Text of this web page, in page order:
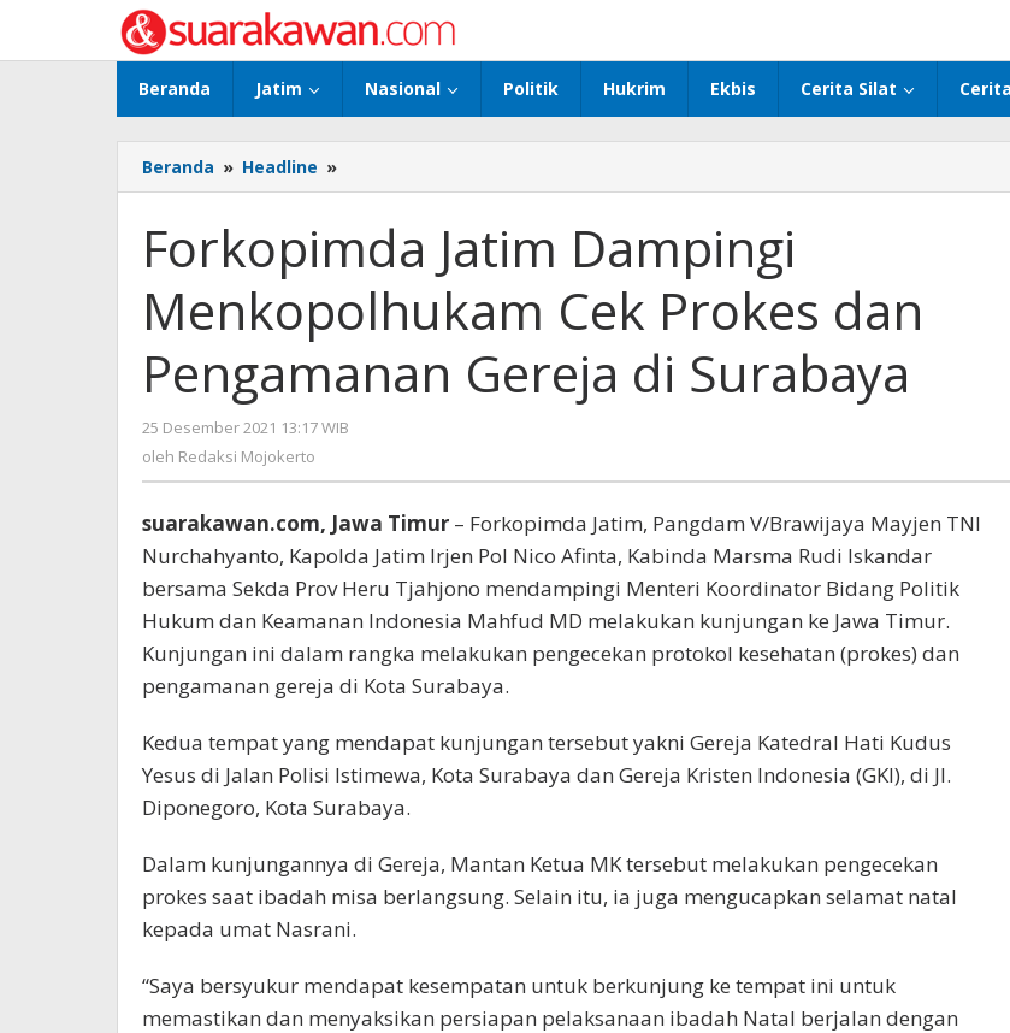
konten
Beranda Jatim Nasional Politik Hukrim Ekbis Cerita Silat
Beranda » Headline »
Jatim
Menkopolhukam
Cek
Prokes
dan
Gereja
di
Surabaya
Forkopimda Jatim Dampingi
Menkopolhukam Cek Prokes dan
Pengamanan Gereja di Surabaya
25 Desember 2021 13:17 WIB
oleh Redaksi Mojokerto
suarakawan.com, Jawa Timur – Forkopimda Jatim, Pangdam V/Brawijaya Mayjen TNI
Nurchahyanto, Kapolda Jatim Irjen Pol Nico Afinta, Kabinda Marsma Rudi Iskandar
bersama Sekda Prov Heru Tjahjono mendampingi Menteri Koordinator Bidang Politik
Hukum dan Keamanan Indonesia Mahfud MD melakukan kunjungan ke Jawa Timur.
Kunjungan ini dalam rangka melakukan pengecekan protokol kesehatan (prokes) dan
pengamanan gereja di Kota Surabaya.
Kedua tempat yang mendapat kunjungan tersebut yakni Gereja Katedral Hati Kudus
Yesus di Jalan Polisi Istimewa, Kota Surabaya dan Gereja Kristen Indonesia (GKI), di Jl.
Diponegoro, Kota Surabaya.
Dalam kunjungannya di Gereja, Mantan Ketua MK tersebut melakukan pengecekan
prokes saat ibadah misa berlangsung. Selain itu, ia juga mengucapkan selamat natal
kepada umat Nasrani.
“Saya bersyukur mendapat kesempatan untuk berkunjung ke tempat ini untuk
memastikan dan menyaksikan persiapan pelaksanaan ibadah Natal berjalan dengan